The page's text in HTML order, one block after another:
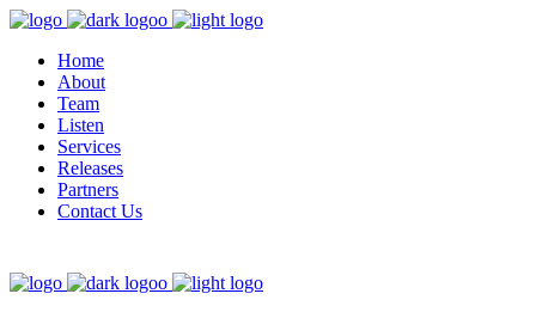
Home
About
Team
Listen
Services
Releases
Partners
Contact Us